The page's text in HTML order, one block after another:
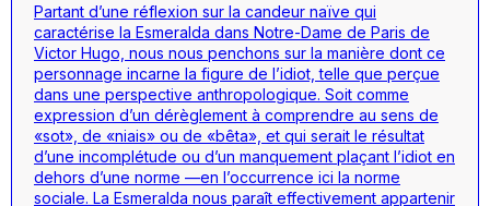
Partant d’une réflexion sur la candeur naïve qui
caractérise la Esmeralda dans Notre-Dame de Paris de
Victor Hugo, nous nous penchons sur la manière dont ce
personnage incarne la figure de l’idiot, telle que perçue
dans une perspective anthropologique. Soit comme
expression d’un dérèglement à comprendre au sens de
«sot», de «niais» ou de «bêta», et qui serait le résultat
d’une incomplétude ou d’un manquement plaçant l’idiot en
dehors d’une norme —en l’occurrence ici la norme
sociale. La Esmeralda nous paraît effectivement appartenir